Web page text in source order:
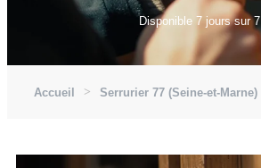
Disponible 7 jours sur 7
Accueil Serrurier 77 (Seine-et-Marne)